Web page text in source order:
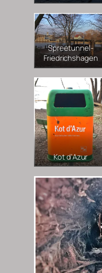
Spreetunnel-
Friedrichshagen
Kot d‘Azur